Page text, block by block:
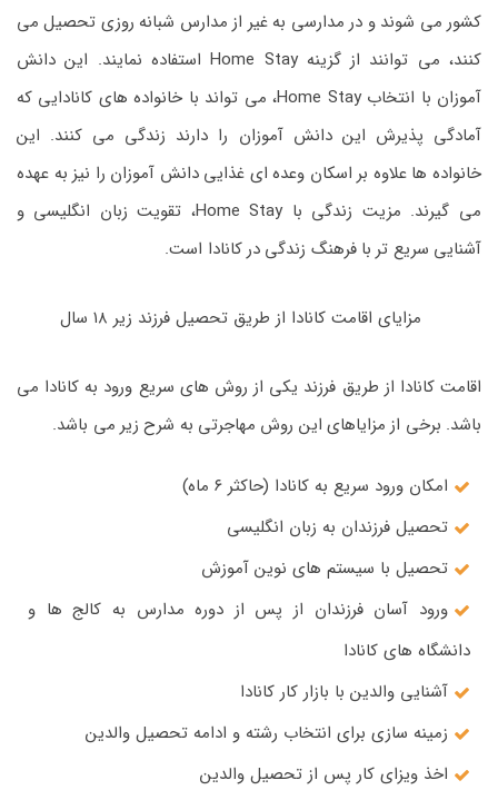
کشور می شوند و در مدارسی به غیر از مدارس شبانه روزی تحصیل می
کنند، می توانند از گزینه Home Stay استفاده نمایند. این دانش
آموزان با انتخاب Home Stay، می تواند با خانواده های کانادایی که
آمادگی پذیرش این دانش آموزان را دارند زندگی می کنند. این
خانواده ها علاوه بر اسکان وعده ای غذایی دانش آموزان را نیز به عهده
می گیرند. مزیت زندگی با Home Stay، تقویت زبان انگلیسی و
آشنایی سریع تر با فرهنگ زندگی در کانادا است.
مزایای اقامت کانادا از طریق تحصیل فرزند زیر ۱۸ سال
اقامت کانادا از طریق فرزند یکی از روش های سریع ورود به کانادا می
باشد. برخی از مزایاهای این روش مهاجرتی به شرح زیر می باشد.
امکان ورود سریع به کانادا (حاکثر ۶ ماه)
تحصیل فرزندان به زبان انگلیسی
تحصیل با سیستم های نوین آموزش
ورود آسان فرزندان از پس از دوره مدارس به کالج ها و
دانشگاه های کانادا
آشنایی والدین با بازار کار کانادا
زمینه سازی برای انتخاب رشته و ادامه تحصیل والدین
اخذ ویزای کار پس از تحصیل والدین